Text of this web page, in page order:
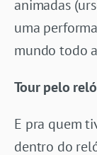
animadas
uma
mundo todo
Tour pelo
E pra quem
dentro do